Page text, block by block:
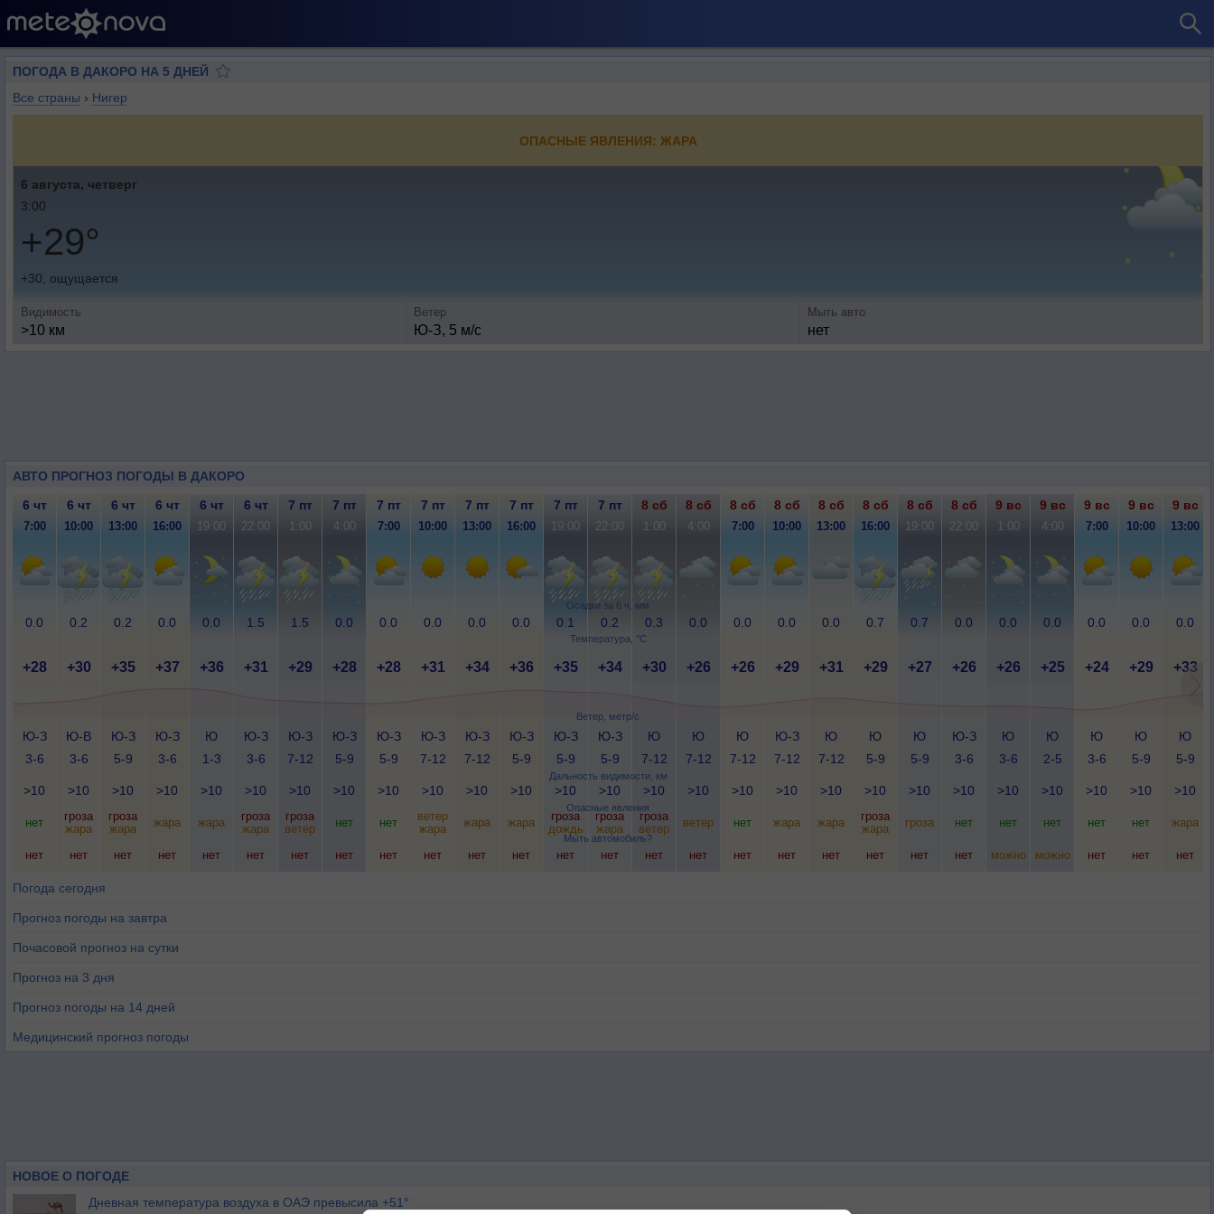
ПОГОДА В ДАКОРО НА 5 ДНЕЙ
Все страны › Нигер
ОПАСНЫЕ ЯВЛЕНИЯ: ЖАРА
6 августа, четверг
3:00
+29°
+30, ощущается
Видимость
>10 км
Ветер
Ю-З, 5 м/с
Мыть авто
нет
АВТО ПРОГНОЗ ПОГОДЫ В ДАКОРО
Осадки за 6 ч, мм
Температура, °C
Ветер, метр/с
Дальность видимости, км
Опасные явления
Мыть автомобиль?
6 чт 6 чт 6 чт 6 чт 6 чт 6 чт 7 пт 7 пт 7 пт 7 пт 7 пт 7 пт 7 пт 7 пт 8 сб 8 сб 8 сб 8 сб 8 сб 8 сб 8 сб 8 сб 9 вс 9 вс 9 вс 9 вс 9 вс
7:00 10:00 13:00 16:00 19:00 22:00 1:00 4:00 7:00 10:00 13:00 16:00 19:00 22:00 1:00 4:00 7:00 10:00 13:00 16:00 19:00 22:00 1:00 4:00 7:00 10:00 13:00
0.0 0.2 0.2 0.0 0.0 1.5 1.5 0.0 0.0 0.0 0.0 0.0 0.1 0.2 0.3 0.0 0.0 0.0 0.0 0.7 0.7 0.0 0.0 0.0 0.0 0.0 0.0
+28 +30 +35 +37 +36 +31 +29 +28 +28 +31 +34 +36 +35 +34 +30 +26 +26 +29 +31 +29 +27 +26 +26 +25 +24 +29 +33
Ю-З
3-6
Ю-В
3-6
Ю-З
5-9
Ю-З
3-6
Ю
1-3
Ю-З
3-6
Ю-З
7-12
Ю-З
5-9
Ю-З
5-9
Ю-З
7-12
Ю-З
7-12
Ю-З
5-9
Ю-З
5-9
Ю-З
5-9
Ю
7-12
Ю
7-12
Ю
7-12
Ю-З
7-12
Ю
7-12
Ю
5-9
Ю
5-9
Ю-З
3-6
Ю
3-6
Ю
2-5
Ю
3-6
Ю
5-9
Ю
5-9
>10 >10 >10 >10 >10 >10 >10 >10 >10 >10 >10 >10 >10 >10 >10 >10 >10 >10 >10 >10 >10 >10 >10 >10 >10 >10 >10
нет
гроза
жара
гроза
жара
жара жара
гроза
жара
гроза
ветер
нет нет
ветер
жара
жара жара
гроза
дождь
гроза
жара
гроза
ветер
ветер нет жара жара
гроза
жара
гроза нет нет нет нет нет жара
нет нет нет нет нет нет нет нет нет нет нет нет нет нет нет нет нет нет нет нет нет нет можно можно нет нет нет
Погода сегодня
Прогноз погоды на завтра
Почасовой прогноз на сутки
Прогноз на 3 дня
Прогноз погоды на 14 дней
Медицинский прогноз погоды
НОВОЕ О ПОГОДЕ
Дневная температура воздуха в ОАЭ превысила +51°